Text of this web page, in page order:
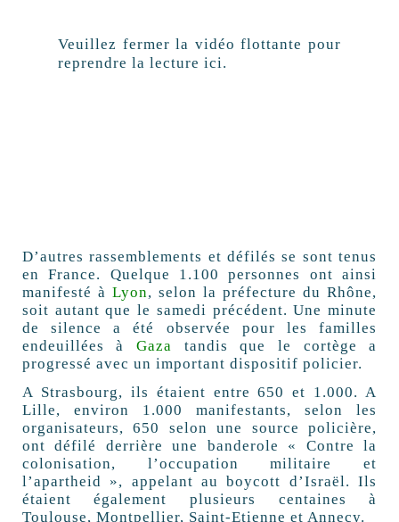
Veuillez fermer la vidéo flottante pour
reprendre la lecture ici.
D’autres rassemblements et défilés se sont tenus
en France. Quelque 1.100 personnes ont ainsi
manifesté à Lyon, selon la préfecture du Rhône,
soit autant que le samedi précédent. Une minute
de silence a été observée pour les familles
endeuillées àGaza
​ tandis que le cortège a
progressé avec un important dispositif policier.
A Strasbourg, ils étaient entre 650 et 1.000. A
Lille, environ 1.000 manifestants, selon les
organisateurs, 650 selon une source policière,
ont défilé derrière une banderole « Contre la
colonisation, l’occupation militaire et
l’apartheid », appelant au boycott d’Israël. Ils
étaient également plusieurs centaines à
Toulouse, Montpellier, Saint-Etienne et Annecy.